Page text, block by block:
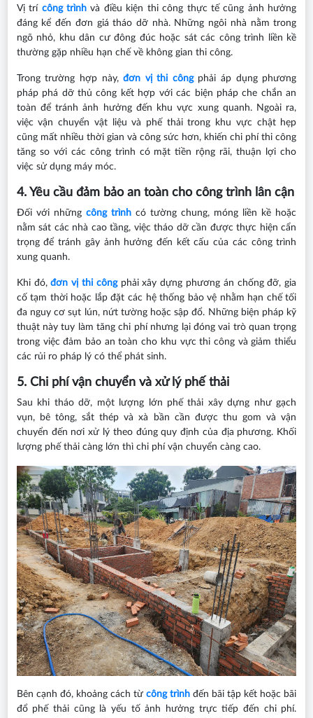
Vị trí công trình và điều kiện thi công thực tế cũng ảnh hưởng
đáng kể đến đơn giá tháo dỡ nhà. Những ngôi nhà nằm trong
ngõ nhỏ, khu dân cư đông đúc hoặc sát các công trình liền kề
thường gặp nhiều hạn chế về không gian thi công.
Trong trường hợp này, đơn vị thi côngphải áp dụng phương
pháp phá dỡ thủ công kết hợp với các biện pháp che chắn an
toàn để tránh ảnh hưởng đến khu vực xung quanh. Ngoài ra,
việc vận chuyển vật liệu và phế thải trong khu vực chật hẹp
cũng mất nhiều thời gian và công sức hơn, khiến chi phí thi công
tăng so với các công trình có mặt tiền rộng rãi, thuận lợi cho
việc sử dụng máy móc.
4. Yêu cầu đảm bảo an toàn cho công trình lân cận
Đối với những công trìnhcó tường chung, móng liền kề hoặc
nằm sát các nhà cao tầng, việc tháo dỡ cần được thực hiện cẩn
trọng để tránh gây ảnh hưởng đến kết cấu của các công trình
xung quanh.
Khi đó,đơn vị thi công phải xây dựng phương án chống đỡ, gia
cố tạm thời hoặc lắp đặt các hệ thống bảo vệ nhằm hạn chế tối
đa nguy cơ sụt lún, nứt tường hoặc sập đổ. Những biện pháp kỹ
thuật này tuy làm tăng chi phí nhưng lại đóng vai trò quan trọng
trong việc đảm bảo an toàn cho khu vực thi công và giảm thiểu
các rủi ro pháp lý có thể phát sinh.
5. Chi phí vận chuyển và xử lý phế thải
Sau khi tháo dỡ, một lượng lớn phế thải xây dựng như gạch
vụn, bê tông, sắt thép và xà bần cần được thu gom và vận
chuyển đến nơi xử lý theo đúng quy định của địa phương. Khối
lượng phế thải càng lớn thì chi phí vận chuyển càng cao.
Bên cạnh đó, khoảng cách từ công trình đến bãi tập kết hoặc bãi
đổ phế thải cũng là yếu tố ảnh hưởng trực tiếp đến chi phí.